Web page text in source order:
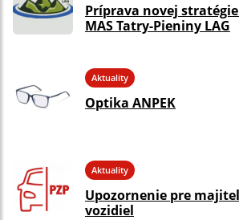
Príprava novej
MAS Tatry-Pieniny LAG
Aktuality
Optika ANPEK
Aktuality
Upozornenie pre
vozidiel